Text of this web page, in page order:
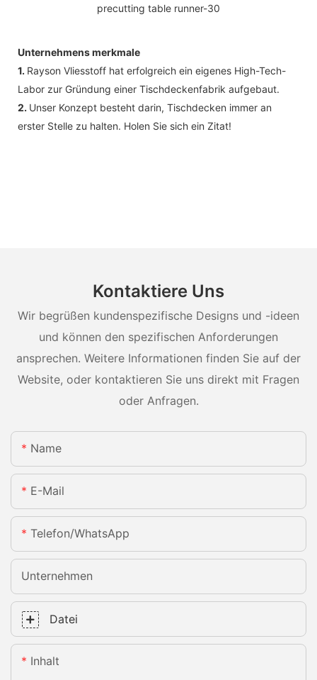
Unternehmens merkmale
1. Rayson Vliesstoff hat erfolgreich ein eigenes High-Tech-
Labor zur Gründung einer Tischdeckenfabrik aufgebaut.
2. Unser Konzept besteht darin, Tischdecken immer an
erster Stelle zu halten. Holen Sie sich ein Zitat!
Kontaktiere Uns
Wir begrüßen kundenspezifische Designs und -ideen
und können den spezifischen Anforderungen
ansprechen. Weitere Informationen finden Sie auf der
Website, oder kontaktieren Sie uns direkt mit Fragen
oder Anfragen.
Name
E-Mail
Telefon/WhatsApp
Unternehmen
Datei
Inhalt